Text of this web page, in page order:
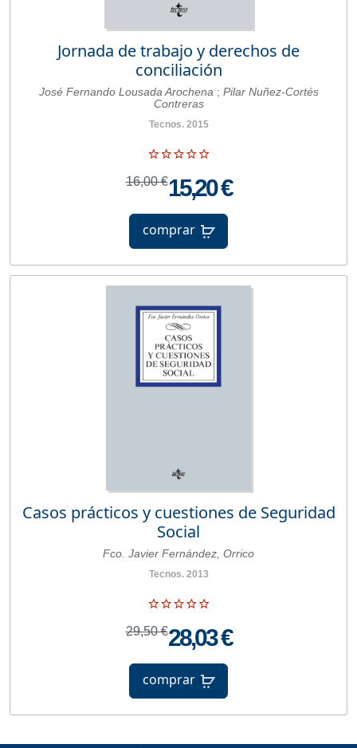
Jornada de trabajo y derechos de
conciliación
José Fernando Lousada Arochena ; Pilar Nuñez-Cortés
Contreras
Tecnos. 2015
16,00 €15,20 €
comprar
Casos prácticos y cuestiones de Seguridad
Social
Fco. Javier Fernández, Orrico
Tecnos. 2013
29,50 €28,03 €
comprar